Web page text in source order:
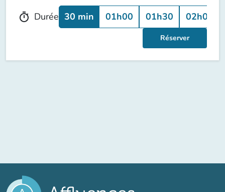
timer Durée 30 min 01h00 01h30 02h00
Réserver